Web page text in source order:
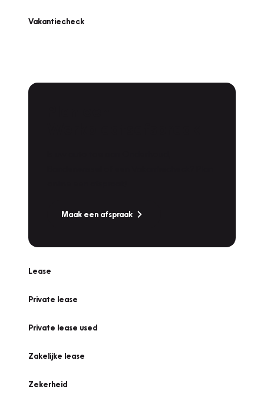
Vakantiecheck
Maak een afspraak
Lease
Private lease
Private lease used
Zakelijke lease
Zekerheid